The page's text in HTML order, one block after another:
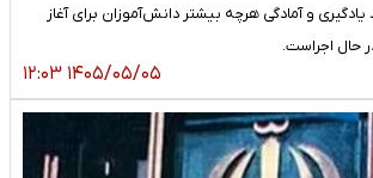
و آمادگی هرچه بیشتر دانش‌آموزان برای آغاز
حال اجراست.
۱۴۰۵/۰۵/۰۵ ۱۲:۰۳